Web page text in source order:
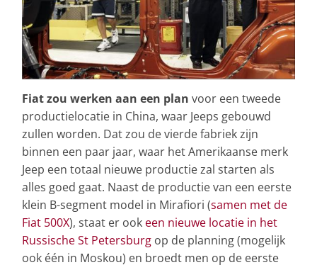
Fiat zou werken aan een plan voor een tweede
productielocatie in China, waar Jeeps gebouwd
zullen worden. Dat zou de vierde fabriek zijn
binnen een paar jaar, waar het Amerikaanse merk
Jeep een totaal nieuwe productie zal starten als
alles goed gaat. Naast de productie van een eerste
klein B-segment model in Mirafiori (samen met de
Fiat 500X), staat er ook een nieuwe locatie in het
Russische St Petersburg op de planning (mogelijk
ook één in Moskou) en broedt men op de eerste